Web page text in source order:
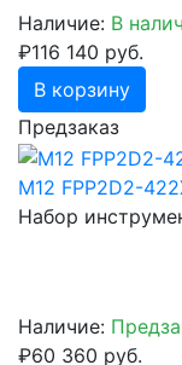
Наличие: В
₽116 140 руб.
В корзину
Предзаказ
M12 FPP2D2-
Набор
Наличие:
₽60 360 руб.